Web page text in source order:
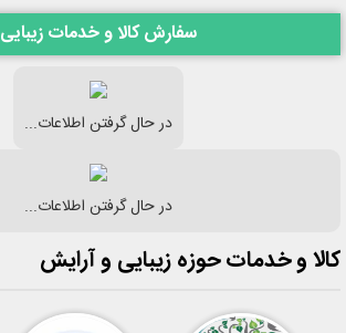
سفارش کالا و خدمات زیبایی
در حال گرفتن اطلاعات...
در حال گرفتن اطلاعات...
کالا و خدمات حوزه زیبایی و آرایش